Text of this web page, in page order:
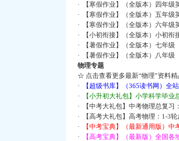
·
【寒假作业】（全版本）四年级
·
【寒假作业】（全版本）五年级
·
【寒假作业】（全版本）六年级
·
【小初衔接】（全版本）小初衔
·
【暑假作业】（全版本）七年级
·
【暑假作业】（全版本）八年级
物理专题
☆ 点击查看更多最新“物理”资料
·
【超级书库】（365读书网）全
·
【小升初大礼包】小学科学毕业
·
【中考大礼包】中考物理总复
·
【高考大礼包】高考物理：1-3
·
【中考宝典】（最新通用版）中
·
【高考宝典】（最新版）全国各